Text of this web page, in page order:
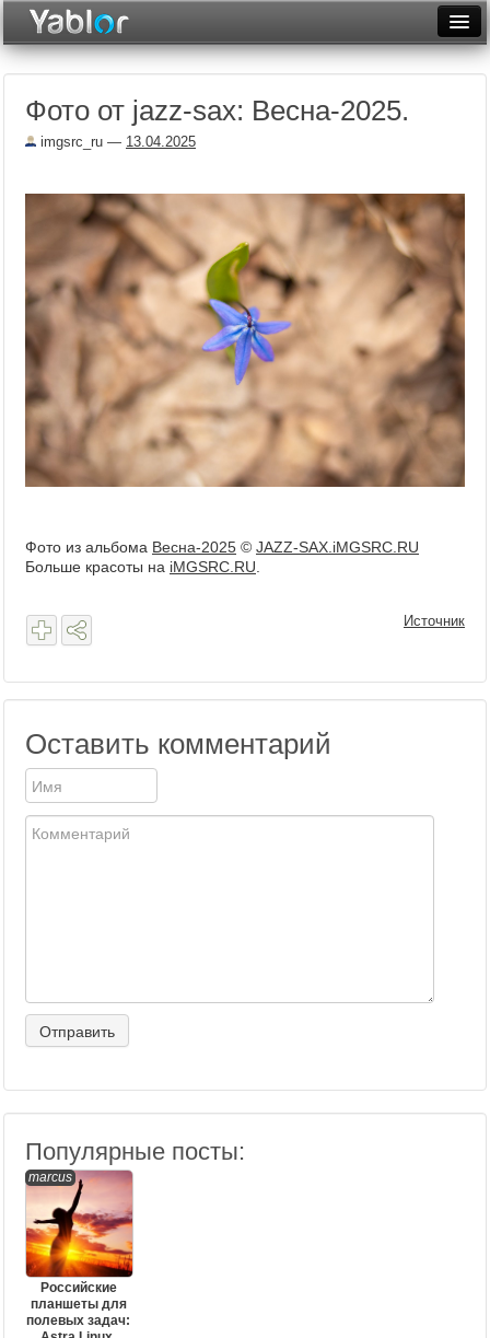
Неделя
Рейтинги
Архив
Фототоп
Видеотоп
Фото от jazz-sax: Весна-2025.
imgsrc_ru — 13.04.2025
Фото из альбома Весна-2025 © JAZZ-SAX.iMGSRC.RU
Больше красоты на iMGSRC.RU
Источник
Оставить комментарий
Популярные посты:
marcus
Российские
планшеты для
полевых задач: